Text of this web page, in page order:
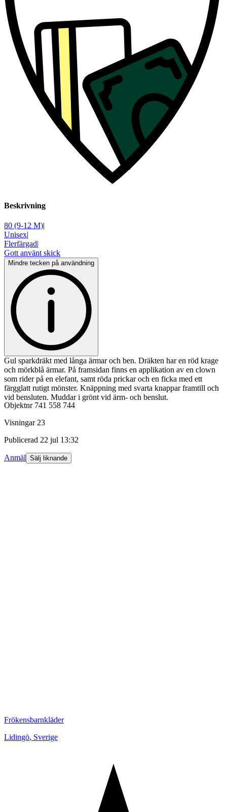
Beskrivning
80 (9-12 M)|
Unisex|
Flerfärgad|
Gott använt skick
Mindre tecken på användning
Gul sparkdräkt med långa ärmar och ben. Dräkten har en röd krage
och mörkblå ärmar. På framsidan finns en applikation av en clown
som rider på en elefant, samt röda prickar och en ficka med ett
färgglatt rutigt mönster. Knäppning med svarta knappar framtill och
vid bensluten. Muddar i grönt vid ärm- och benslut.
Objektnr 741 558 744
Visningar 23
Publicerad 22 jul 13:32
Anmäl Sälj liknande
Frökensbarnkläder
Lidingö, Sverige